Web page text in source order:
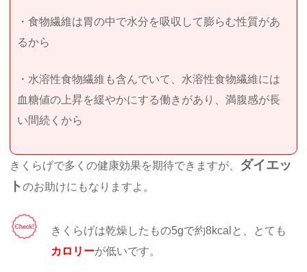
・食物繊維は胃の中で水分を吸収して膨らむ性質があ
るから
・水溶性食物繊維も含んでいて、水溶性食物繊維には
血糖値の上昇を緩やかにする働きがあり、満腹感が長
い間続くから
きくらげで多くの健康効果を期待できますが、 ダイエッ
トのお助けにもなりますよ。
きくらげは乾燥したもの5gで約8kcalと、とても
カロリーが低いです。